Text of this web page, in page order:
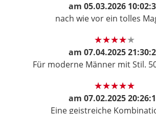
am 05.03.2026
nach wie vor ein tolles
am 07.04.2025
Für moderne Männer mit Stil.
am 07.02.2025
Eine geistreiche